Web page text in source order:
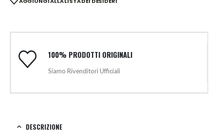
100% PRODOTTI ORIGINALI
Siamo Rivenditori Ufficiali
DESCRIZIONE